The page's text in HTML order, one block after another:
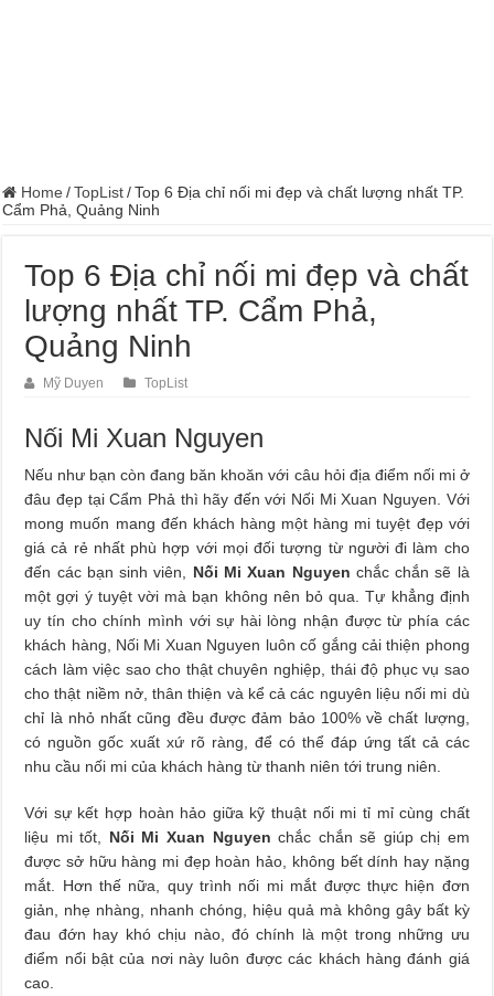
Home / TopList / Top 6 Địa chỉ nối mi đẹp và chất lượng nhất TP.
Cẩm Phả, Quảng Ninh
Top 6 Địa chỉ nối mi đẹp và chất
lượng nhất TP. Cẩm Phả,
Quảng Ninh
Mỹ Duyen TopList
Nối Mi Xuan Nguyen
Nếu như bạn còn đang băn khoăn với câu hỏi địa điểm nối mi ở
đâu đẹp tại Cẩm Phả thì hãy đến với Nối Mi Xuan Nguyen. Với
mong muốn mang đến khách hàng một hàng mi tuyệt đẹp với
giá cả rẻ nhất phù hợp với mọi đối tượng từ người đi làm cho
đến các bạn sinh viên, Nối Mi Xuan Nguyen chắc chắn sẽ là
một gợi ý tuyệt vời mà bạn không nên bỏ qua. Tự khẳng định
uy tín cho chính mình với sự hài lòng nhận được từ phía các
khách hàng, Nối Mi Xuan Nguyen luôn cố gắng cải thiện phong
cách làm việc sao cho thật chuyên nghiệp, thái độ phục vụ sao
cho thật niềm nở, thân thiện và kể cả các nguyên liệu nối mi dù
chỉ là nhỏ nhất cũng đều được đảm bảo 100% về chất lượng,
có nguồn gốc xuất xứ rõ ràng, để có thể đáp ứng tất cả các
nhu cầu nối mi của khách hàng từ thanh niên tới trung niên.
Với sự kết hợp hoàn hảo giữa kỹ thuật nối mi tỉ mỉ cùng chất
liệu mi tốt, Nối Mi Xuan Nguyen chắc chắn sẽ giúp chị em
được sở hữu hàng mi đẹp hoàn hảo, không bết dính hay nặng
mắt. Hơn thế nữa, quy trình nối mi mắt được thực hiện đơn
giản, nhẹ nhàng, nhanh chóng, hiệu quả mà không gây bất kỳ
đau đớn hay khó chịu nào, đó chính là một trong những ưu
điểm nổi bật của nơi này luôn được các khách hàng đánh giá
cao.